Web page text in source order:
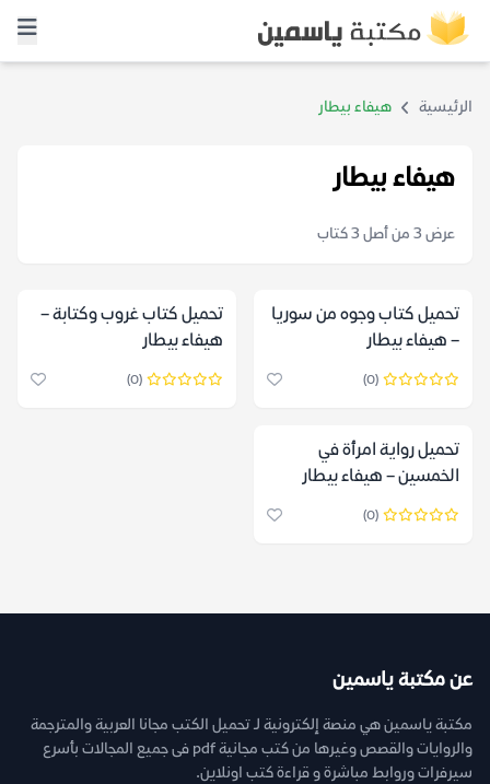
الرئيسية هيفاء بيطار
هيفاء بيطار
عرض 3 من أصل 3 كتاب
تحميل كتاب وجوه من سوريا
– هيفاء بيطار
(0)
تحميل كتاب غروب وكتابة –
هيفاء بيطار
(0)
تحميل رواية امرأة في
الخمسين – هيفاء بيطار
(0)
عن مكتبة ياسمين
مكتبة ياسمين هي منصة إلكترونية لـ تحميل الكتب مجانا العربية والمترجمة
والروايات والقصص وغيرها من كتب مجانية pdf فى جميع المجالات بأسرع
سيرفرات وروابط مباشرة و قراءة كتب اونلاين.